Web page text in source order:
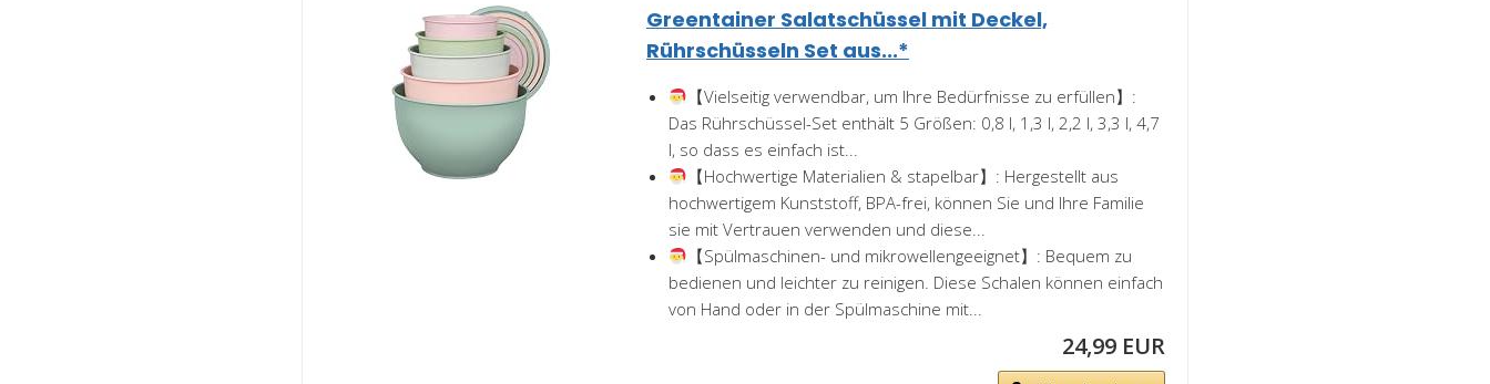
Greentainer Salatschüssel mit Deckel,
Rührschüsseln Set aus...*
【Vielseitig verwendbar, um Ihre Bedürfnisse zu erfüllen】:
Das Rührschüssel-Set enthält 5 Größen: 0,8 l, 1,3 l, 2,2 l, 3,3 l, 4,7
l, so dass es einfach ist...
【Hochwertige Materialien & stapelbar】: Hergestellt aus
hochwertigem Kunststoff, BPA-frei, können Sie und Ihre Familie
sie mit Vertrauen verwenden und diese...
【Spülmaschinen- und mikrowellengeeignet】: Bequem zu
bedienen und leichter zu reinigen. Diese Schalen können einfach
von Hand oder in der Spülmaschine mit...
24,99 EUR